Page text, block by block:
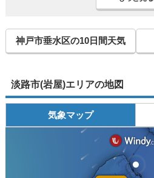
神戸市垂水区の10日間天気
淡路市(岩屋)エリアの地図
気象マップ